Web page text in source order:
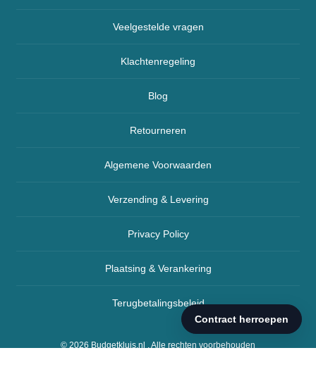
Veelgestelde vragen
Klachtenregeling
Blog
Retourneren
Algemene Voorwaarden
Verzending & Levering
Privacy Policy
Plaatsing & Verankering
Terugbetalingsbeleid
© 2026 Budgetkluis.nl . Alle rechten voorbehouden